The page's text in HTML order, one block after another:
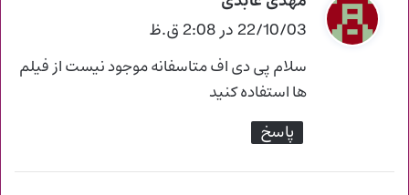
ف
ت
:
22/10/03 در 2:08 ق.ظ
سلام پی دی اف متاسفانه موجود نیست از فیلم
ها استفاده کنید
پاسخ